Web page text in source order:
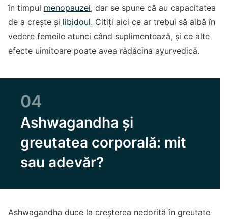
în timpul menopauzei, dar se spune că au capacitatea
de a crește și libidoul. Citiți aici ce ar trebui să aibă în
vedere femeile atunci când suplimentează, și ce alte
efecte uimitoare poate avea rădăcina ayurvedică.
04
Ashwagandha și
greutatea corporală: mit
sau adevăr?
Ashwagandha duce la creșterea nedorită în greutate